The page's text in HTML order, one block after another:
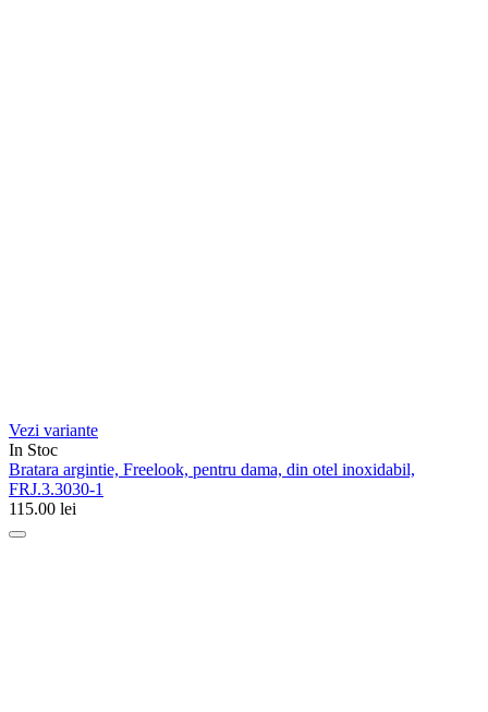
Vezi variante
In Stoc
Bratara argintie, Freelook, pentru dama, din otel inoxidabil,
FRJ.3.3030-1
115.00 lei